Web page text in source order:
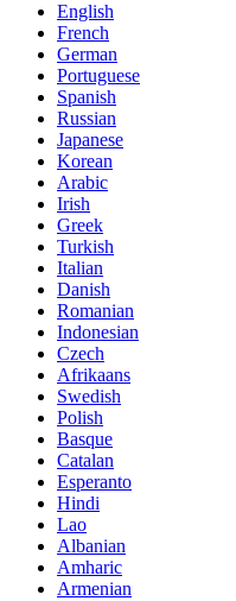
English
French
German
Portuguese
Spanish
Russian
Japanese
Korean
Arabic
Irish
Greek
Turkish
Italian
Danish
Romanian
Indonesian
Czech
Afrikaans
Swedish
Polish
Basque
Catalan
Esperanto
Hindi
Lao
Albanian
Amharic
Armenian